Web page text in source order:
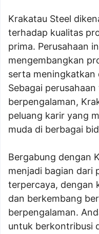
Krakatau Steel
terhadap kualitas
prima. Perusahaan
mengembangkan
serta meningkatkan
Sebagai
berpengalaman,
peluang karir yang
muda di berbagai
Bergabung dengan
menjadi bagian dari
terpercaya, dengan
dan berkembang
berpengalaman.
untuk berkontribusi